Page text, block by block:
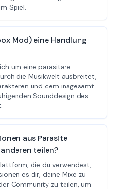
Spiel.
Mod) eine Handlung
um eine parasitäre
die Musikwelt ausbreitet,
und dem insgesamt
Sounddesign des
aus Parasite
teilen?
die du verwendest,
es dir, deine Mixe zu
Community zu teilen, um